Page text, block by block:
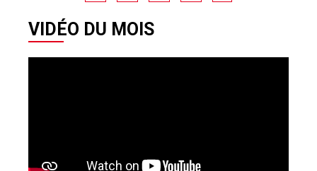
VIDÉO DU MOIS